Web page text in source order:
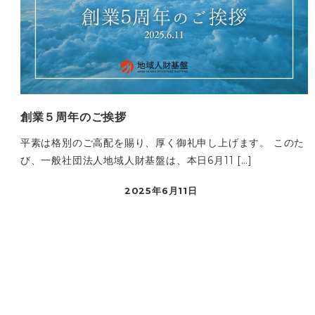
創業５周年のご挨拶
平素は格別のご高配を賜り、厚く御礼申し上げます。 このた
び、一般社団法人地域人財基盤は、本日6月11 […]
2025年6月11日